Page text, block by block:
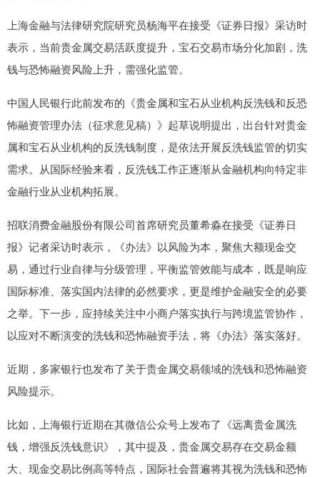
上海金融与法律研究院研究员杨海平在接受《证券日报》采访时
表示，当前贵金属交易活跃度提升，宝石交易市场分化加剧，洗
钱与恐怖融资风险上升，需强化监管。
中国人民银行此前发布的《贵金属和宝石从业机构反洗钱和反恐
怖融资管理办法（征求意见稿）》起草说明提出，出台针对贵金
属和宝石从业机构的反洗钱制度，是依法开展反洗钱监管的切实
需求。从国际经验来看，反洗钱工作正逐渐从金融机构向特定非
金融行业从业机构拓展。
招联消费金融股份有限公司首席研究员董希淼在接受《证券日
报》记者采访时表示，《办法》以风险为本，聚焦大额现金交
易，通过行业自律与分级管理，平衡监管效能与成本，既是响应
国际标准、落实国内法律的必然要求，更是维护金融安全的必要
之举。下一步，应持续关注中小商户落实执行与跨境监管协作，
以应对不断演变的洗钱和恐怖融资手法，将《办法》落实落好。
近期，多家银行也发布了关于贵金属交易领域的洗钱和恐怖融资
风险提示。
比如，上海银行近期在其微信公众号上发布了《远离贵金属洗
钱，增强反洗钱意识》，其中提及，贵金属交易存在交易金额
大、现金交易比例高等特点，国际社会普遍将其视为洗钱和恐怖